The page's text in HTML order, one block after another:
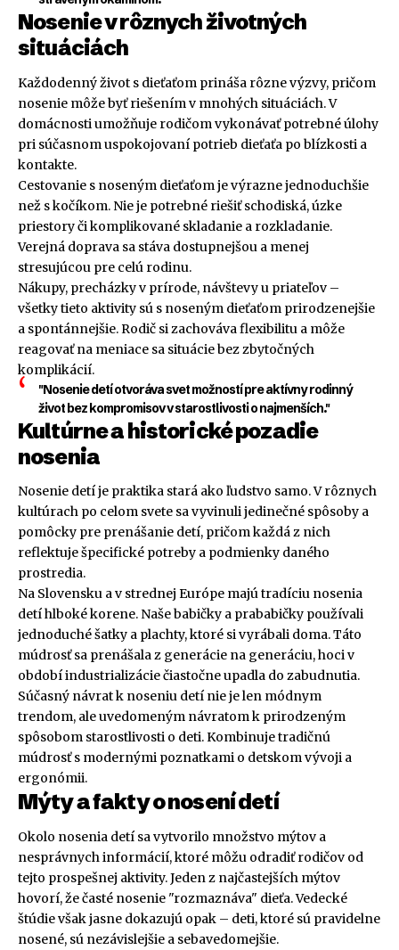
Nosenie v rôznych životných
situáciách
Každodenný život s dieťaťom prináša rôzne výzvy, pričom
nosenie môže byť riešením v mnohých situáciách. V
domácnosti umožňuje rodičom vykonávať potrebné úlohy
pri súčasnom uspokojovaní potrieb dieťaťa po blízkosti a
kontakte.
Cestovanie s noseným dieťaťom je výrazne jednoduchšie
než s kočíkom. Nie je potrebné riešiť schodiská, úzke
priestory či komplikované skladanie a rozkladanie.
Verejná doprava sa stáva dostupnejšou a menej
stresujúcou pre celú rodinu.
Nákupy, precházky v prírode, návštevy u priateľov –
všetky tieto aktivity sú s noseným dieťaťom prirodzenejšie
a spontánnejšie. Rodič si zachováva flexibilitu a môže
reagovať na meniace sa situácie bez zbytočných
komplikácií.
"Nosenie detí otvoráva svet možností pre aktívny rodinný
život bez kompromisov v starostlivosti o najmenších."
Kultúrne a historické pozadie
nosenia
Nosenie detí je praktika stará ako ľudstvo samo. V rôznych
kultúrach po celom svete sa vyvinuli jedinečné spôsoby a
pomôcky pre prenášanie detí, pričom každá z nich
reflektuje špecifické potreby a podmienky daného
prostredia.
Na Slovensku a v strednej Európe majú tradíciu nosenia
detí hlboké korene. Naše babičky a prababičky používali
jednoduché šatky a plachty, ktoré si vyrábali doma. Táto
múdrosť sa prenášala z generácie na generáciu, hoci v
období industrializácie čiastočne upadla do zabudnutia.
Súčasný návrat k noseniu detí nie je len módnym
trendom, ale uvedomeným návratom k prirodzeným
spôsobom starostlivosti o deti. Kombinuje tradičnú
múdrosť s modernými poznatkami o detskom vývoji a
ergonómii.
Mýty a fakty o nosení detí
Okolo nosenia detí sa vytvorilo množstvo mýtov a
nesprávnych informácií, ktoré môžu odradiť rodičov od
tejto prospešnej aktivity. Jeden z najčastejších mýtov
hovorí, že časté nosenie "rozmaznáva" dieťa. Vedecké
štúdie však jasne dokazujú opak – deti, ktoré sú pravidelne
nosené, sú nezávislejšie a sebavedomejšie.